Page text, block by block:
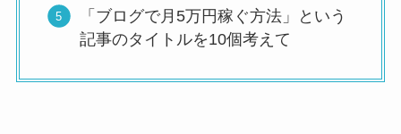
「ブログで月5万円稼ぐ方法」という
記事のタイトルを10個考えて